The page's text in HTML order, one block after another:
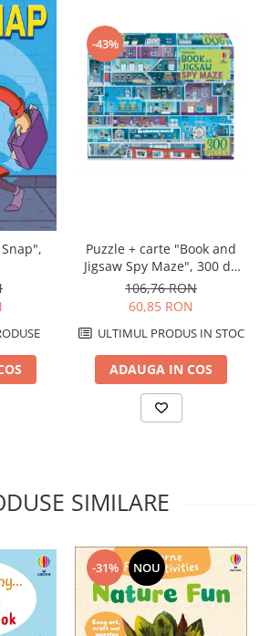
-43%
Puzzle + carte "Book and
Jigsaw Spy Maze", 300 de
piese, Usborne
106,76 RON
60,85 RON
ULTIMUL PRODUS IN STOC
ADAUGA IN COS
SIMILARE
-31% NOU